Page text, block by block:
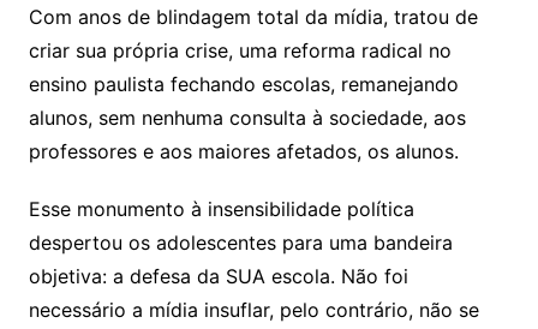
Com anos de blindagem total da mídia, tratou de
criar sua própria crise, uma reforma radical no
ensino paulista fechando escolas, remanejando
alunos, sem nenhuma consulta à sociedade, aos
professores e aos maiores afetados, os alunos.
Esse monumento à insensibilidade política
despertou os adolescentes para uma bandeira
objetiva: a defesa da SUA escola. Não foi
necessário a mídia insuflar, pelo contrário, não se